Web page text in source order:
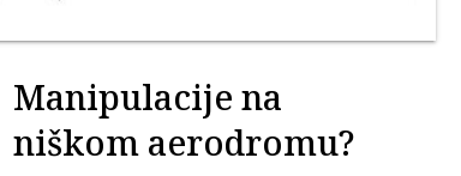
Manipulacije na
niškom aerodromu?